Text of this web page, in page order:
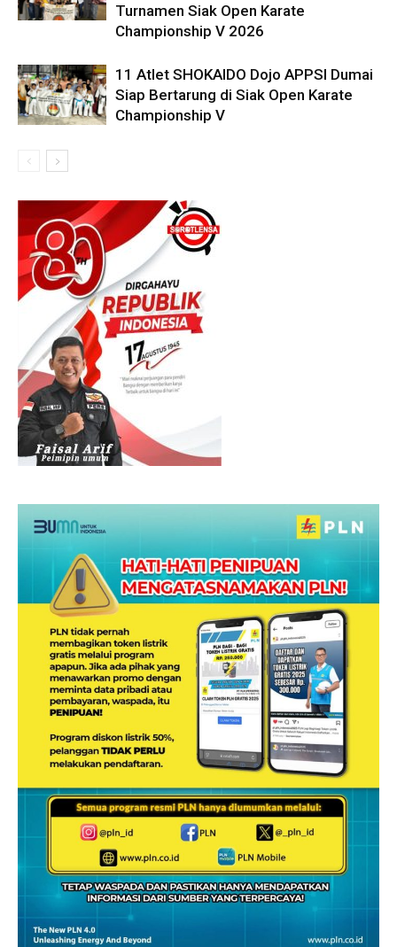
Turnamen Siak Open Karate
Championship V 2026
11 Atlet SHOKAIDO Dojo APPSI Dumai
Siap Bertarung di Siak Open Karate
Championship V